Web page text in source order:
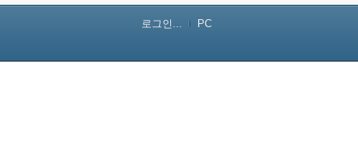
로그인... PC